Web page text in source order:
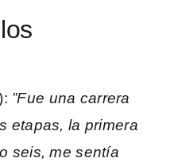
”Fue una carrera
etapas, la primera
seis, me sentía